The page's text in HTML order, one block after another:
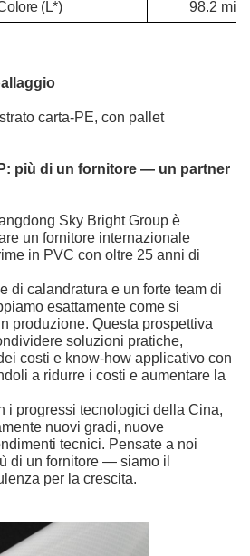
(L*)
98.2 min
carta-PE, con pallet
più di un fornitore — un partner
Sky Bright Group è
un fornitore internazionale
in PVC con oltre 25 anni di
di calandratura e un forte team di
esattamente come si
produzione. Questa prospettiva
soluzioni pratiche,
costi e know-how applicativo con
a ridurre i costi e aumentare la
i progressi tecnologici della Cina,
nuovi gradi, nuove
tecnici. Pensate a noi
di un fornitore — siamo il
per la crescita.